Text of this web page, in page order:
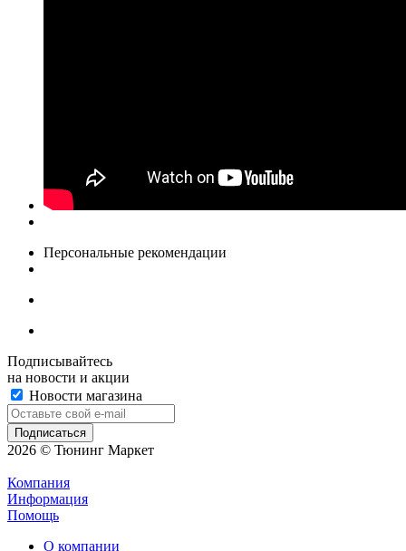
Персональные рекомендации
Подписывайтесь
на новости и акции
Новости магазина
2026 © Тюнинг Маркет
Компания
Информация
Помощь
О компании